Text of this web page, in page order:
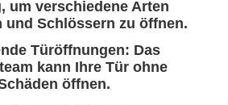
um verschiedene Arten
und Schlössern zu öffnen.
Türöffnungen: Das
kann Ihre Tür ohne
öffnen.